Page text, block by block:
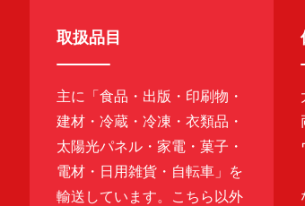
取扱品目
主に「食品・出版・印刷物・
建材・冷蔵・冷凍・衣類品・
太陽光パネル・家電・菓子・
電材・日用雑貨・自転車」を
輸送しています。こちら以外